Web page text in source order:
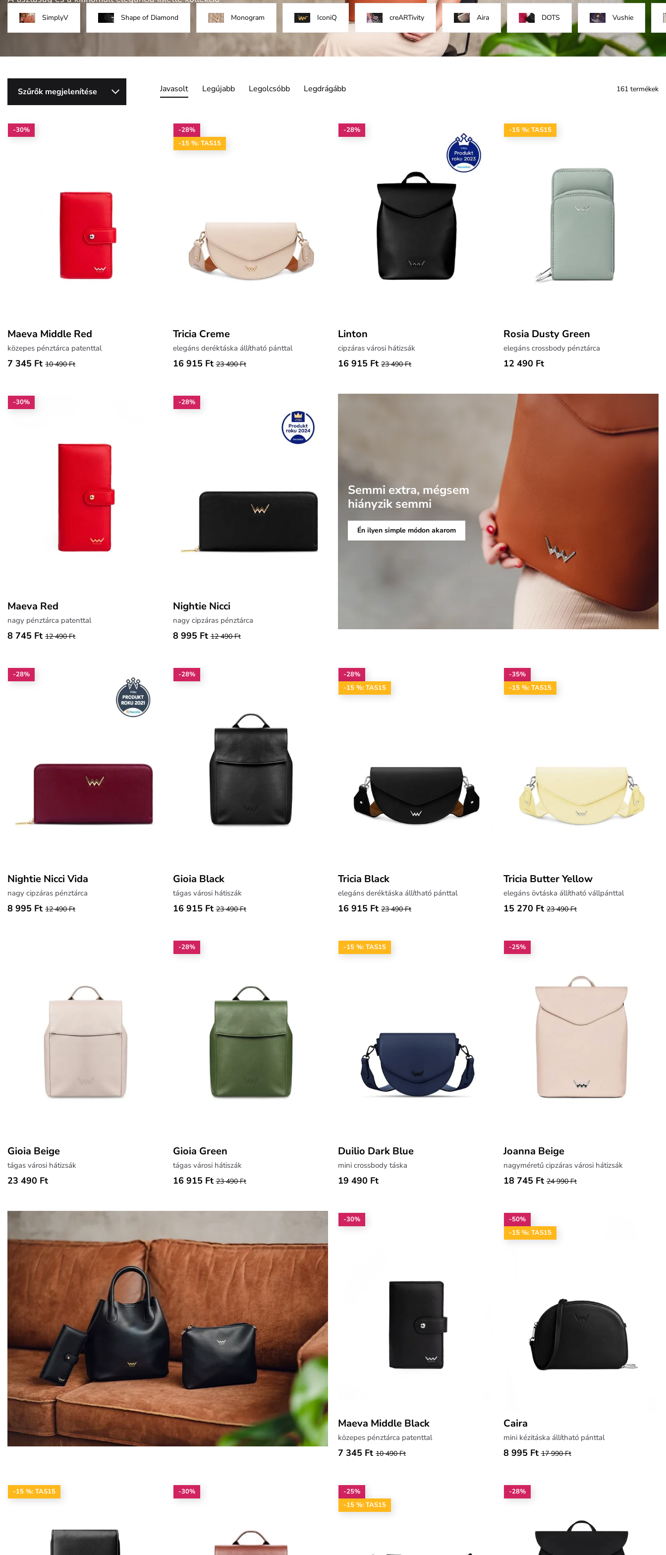
SimplyV Shape of Diamond Monogram IconiQ creARTivity Aira DOTS Vushie
Szűrők megjelenítése Javasolt Legújabb Legolcsóbb Legdrágább 161 termékek
-30%
Maeva Middle Red
közepes pénztárca patenttal
7 345 Ft 10 490 Ft
-28%
-15 %: TAS15
Tricia Creme
elegáns deréktáska állítható pánttal
16 915 Ft 23 490 Ft
-28%
Linton
cipzáras városi hátizsák
16 915 Ft 23 490 Ft
-15 %: TAS15
Rosia Dusty Green
elegáns crossbody pénztárca
12 490 Ft
-30%
Maeva Red
nagy pénztárca patenttal
8 745 Ft 12 490 Ft
-28%
Nightie Nicci
nagy cipzáras pénztárca
8 995 Ft 12 490 Ft
Semmi extra, mégsem
hiányzik semmi
Én ilyen simple módon akarom
-28%
Nightie Nicci Vida
nagy cipzáras pénztárca
8 995 Ft 12 490 Ft
-28%
Gioia Black
tágas városi hátiszák
16 915 Ft 23 490 Ft
-28%
-15 %: TAS15
Tricia Black
elegáns deréktáska állítható pánttal
16 915 Ft 23 490 Ft
-35%
-15 %: TAS15
Tricia Butter Yellow
elegáns övtáska állítható vállpánttal
15 270 Ft 23 490 Ft
Gioia Beige
tágas városi hátizsák
23 490 Ft
-28%
Gioia Green
tágas városi hátiszák
16 915 Ft 23 490 Ft
-15 %: TAS15
Duilio Dark Blue
mini crossbody táska
19 490 Ft
-25%
Joanna Beige
nagyméretű cipzáras városi hátizsák
18 745 Ft 24 990 Ft
-30%
Maeva Middle Black
közepes pénztárca patenttal
7 345 Ft 10 490 Ft
-50%
-15 %: TAS15
Caira
mini kézitáska állítható pánttal
8 995 Ft 17 990 Ft
-15 %: TAS15 -30%
-25%
-15 %: TAS15
-28%